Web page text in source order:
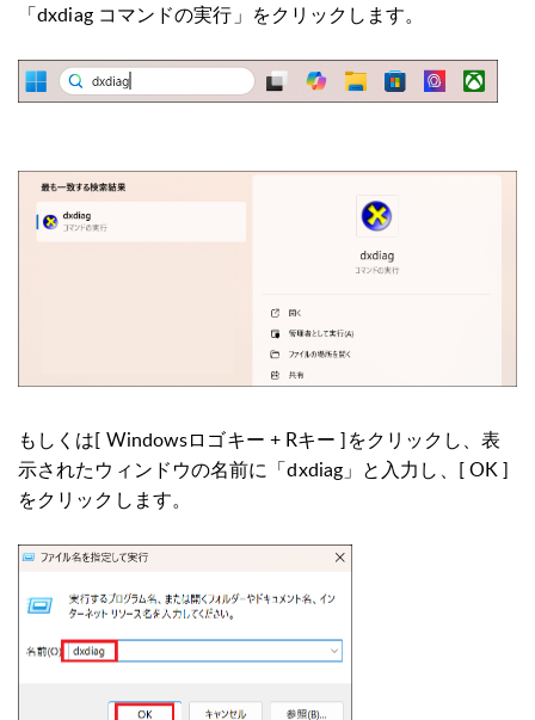
「dxdiag コマンドの実行」をクリックします。
もしくは[ Windowsロゴキー + Rキー ]をクリックし、表
示されたウィンドウの名前に「dxdiag」と入力し、[ OK ]
をクリックします。